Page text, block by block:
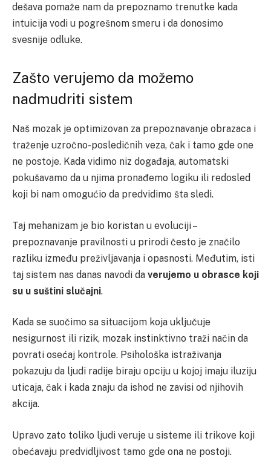
dešava pomaže nam da prepoznamo trenutke kada
intuicija vodi u pogrešnom smeru i da donosimo
svesnije odluke.
Zašto verujemo da možemo
nadmudriti sistem
Naš mozak je optimizovan za prepoznavanje obrazaca i
traženje uzročno-posledičnih veza, čak i tamo gde one
ne postoje. Kada vidimo niz događaja, automatski
pokušavamo da u njima pronađemo logiku ili redosled
koji bi nam omogućio da predvidimo šta sledi.
Taj mehanizam je bio koristan u evoluciji –
prepoznavanje pravilnosti u prirodi često je značilo
razliku između preživljavanja i opasnosti. Međutim, isti
taj sistem nas danas navodi da verujemo u obrasce koji
su u suštini slučajni.
Kada se suočimo sa situacijom koja uključuje
nesigurnost ili rizik, mozak instinktivno traži način da
povrati osećaj kontrole. Psihološka istraživanja
pokazuju da ljudi radije biraju opciju u kojoj imaju iluziju
uticaja, čak i kada znaju da ishod ne zavisi od njihovih
akcija.
Upravo zato toliko ljudi veruje u sisteme ili trikove koji
obećavaju predvidljivost tamo gde ona ne postoji.